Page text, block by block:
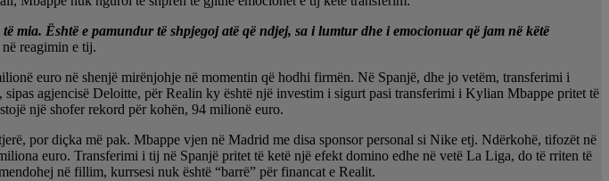
mia. Është e pamundur të shpjegoj atë që ndjej, sa i lumtur dhe i emocionuar që jam në këtë
reagimin e tij.
euro në shenjë mirënjohje në momentin që hodhi firmën. Në Spanjë, dhe jo vetëm, transferimi i
agjencisë Deloitte, për Realin ky është një investim i sigurt pasi transferimi i Kylian Mbappe pritet të
një shofer rekord për kohën, 94 milionë euro.
por diçka më pak. Mbappe vjen në Madrid me disa sponsor personal si Nike etj. Ndërkohë, tifozët në
euro. Transferimi i tij në Spanjë pritet të ketë një efekt domino edhe në vetë La Liga, do të rriten të
në fillim, kurrsesi nuk është “barrë” për financat e Realit.